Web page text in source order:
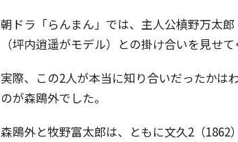
朝ドラ「らんまん」では、主人公槙野万太
（坪内逍遥がモデル）との掛け合いを見せて
実際、この2人が本当に知り合いだったかは
のが森鴎外でした。
森鴎外と牧野富太郎は、ともに文久2 （1862